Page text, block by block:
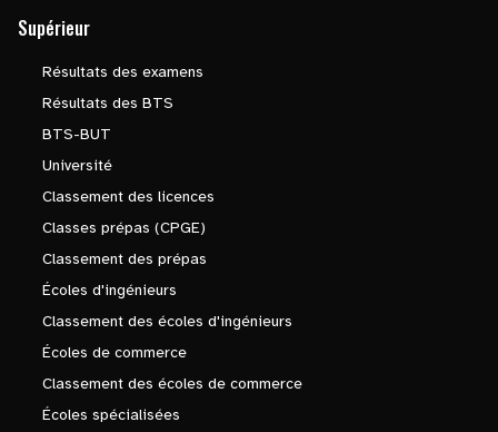
Supérieur
Résultats des examens
Résultats des BTS
BTS-BUT
Université
Classement des licences
Classes prépas (CPGE)
Classement des prépas
Écoles d'ingénieurs
Classement des écoles d'ingénieurs
Écoles de commerce
Classement des écoles de commerce
Écoles spécialisées